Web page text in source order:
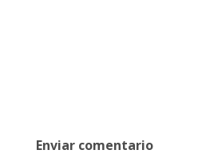
Enviar comentario